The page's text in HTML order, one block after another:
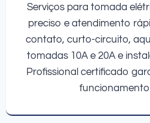
Serviços para tomada
preciso e atendimento
contato, curto-circuito,
tomadas 10A e 20A e
Profissional certificado